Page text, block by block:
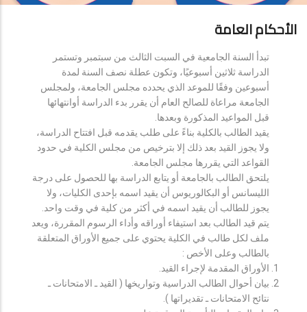
الأحكام العامة
تبدأ السنة الجامعية في السبت الثالث من سبتمبر وتستمر
الدراسة ثلاثين أسبوعيًا، وتكون عطلة نصف السنة لمدة
أسبوعين وفقًا للموعد الذي يحدده مجلس الجامعة، ولمجلس
الجامعة مراعاة للصالح العام أن يقرر بدء الدراسة أوانتهائها
قبل المواعيد المذكورة وبعدها.
يقيد الطالب بالكلية بناءً على طلب يقدمه قبل افتتاح الدراسة،
ولا يجوز القيد بعد ذلك إلا بترخيص من مجلس الكلية في حدود
القواعد التي يقررها مجلس الجامعة.
يلتحق الطالب بالجامعة أو يتابع الدراسة بها للحصول على درجة
الليسانس أو البكالوريوس أن يقيد اسمه بإحدى الكليات، ولا
يجوز للطالب أن يقيد اسمه في أكثر من كلية في وقت واحد.
يتم قيد الطالب بعد استيفاء أوراقه وأداء الرسوم المقررة، ويعد
ملف لكل طالب في الكلية يحتوي على جميع الأوراق المتعلقة
بالطالب وعلى الأخص :
الأوراق المقدمة لإجراء القيد.
بيان أحوال الطالب الدراسية وتواريخها ( القيد ـ الامتحانات ـ
نتائح الامتحانات ـ تقديراتها ).